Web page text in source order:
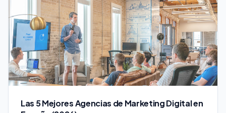
Las 5 Mejores Agencias de Marketing Digital en